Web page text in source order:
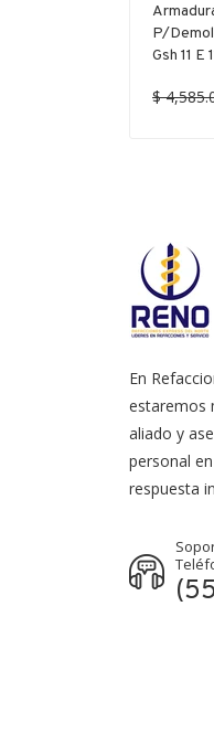
P/
Gsh 11 E
$
En
estaremos
aliado y
personal
respuesta